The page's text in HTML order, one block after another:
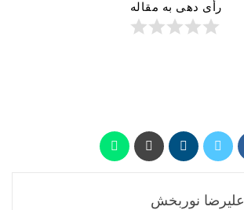
رأی دهی به مقاله
علیرضا نوربخش